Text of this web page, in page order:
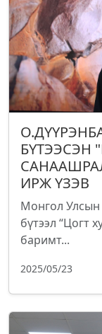
БҮТЭЭСЭН
ИРЖ ҮЗЭВ
Монгол
бүтээл “Цогт
баримт...
2025/05/23